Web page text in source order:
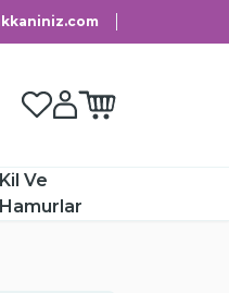
Favorilerim
Hesabım
Sepetim
Kil Ve
Hamurlar